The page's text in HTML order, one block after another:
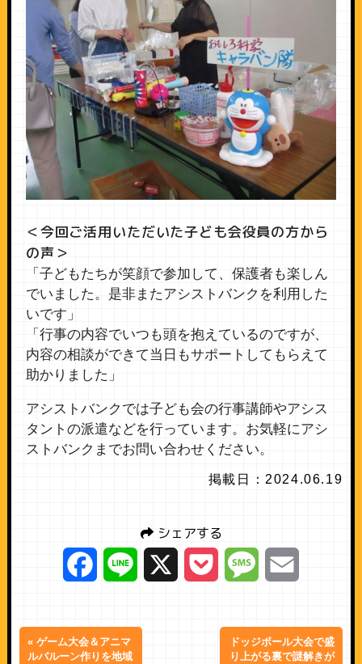
＜今回ご活用いただいた子ども会役員の方から
の声＞
「子どもたちが笑顔で参加して、保護者も楽しん
でいました。是非またアシストバンクを利用した
いです」
「行事の内容でいつも頭を抱えているのですが、
内容の相談ができて当日もサポートしてもらえて
助かりました」
アシストバンクでは子ども会の行事講師やアシス
タントの派遣などを行っています。お気軽にアシ
ストバンクまでお問い合わせください。
掲載日：2024.06.19
シェアする
Facebook
Line Pocket Message
« ゲーム大会＆アニマ
ルバルーン作りを地域
ドッジボール大会で盛
り上がる裏で謎解きが